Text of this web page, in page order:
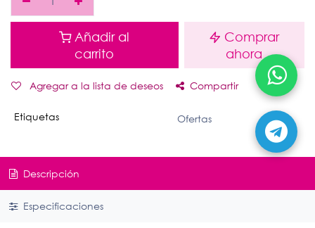
Añadir al
carrito
Comprar
ahora
Agregar a la lista de deseos Compartir
Etiquetas Ofertas
Descripción
Especificaciones